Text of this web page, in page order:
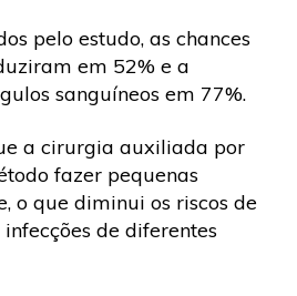
pelo estudo, as chances
em 52% e a
sanguíneos em 77%.
a cirurgia auxiliada por
fazer pequenas
o que diminui os riscos de
de diferentes